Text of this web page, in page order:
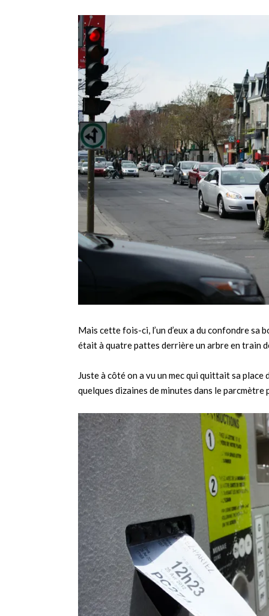
Mais cette fois-ci, l’un d’eux a du confondre sa
était à quatre pattes derrière un arbre en train
Juste à côté on a vu un mec qui quittait sa
quelques dizaines de minutes dans le